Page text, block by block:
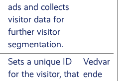
ads and collects
visitor data for
further visitor
segmentation.
Sets a unique ID
for the visitor, that
Vedvar
ende